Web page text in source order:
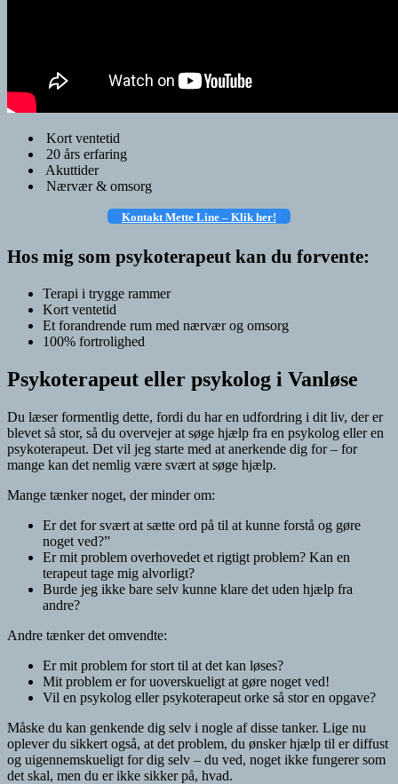
Kort ventetid
20 års erfaring
Akuttider
Nærvær & omsorg
Kontakt Mette Line – Klik her!
Hos mig som psykoterapeut kan du forvente:
Terapi i trygge rammer
Kort ventetid
Et forandrende rum med nærvær og omsorg
100% fortrolighed
Psykoterapeut eller psykolog i Vanløse
Du læser formentlig dette, fordi du har en udfordring i dit liv, der er
blevet så stor, så du overvejer at søge hjælp fra en psykolog eller en
psykoterapeut. Det vil jeg starte med at anerkende dig for – for
mange kan det nemlig være svært at søge hjælp.
Mange tænker noget, der minder om:
Er det for svært at sætte ord på til at kunne forstå og gøre
noget ved?”
Er mit problem overhovedet et rigtigt problem? Kan en
terapeut tage mig alvorligt?
Burde jeg ikke bare selv kunne klare det uden hjælp fra
andre?
Andre tænker det omvendte:
Er mit problem for stort til at det kan løses?
Mit problem er for uoverskueligt at gøre noget ved!
Vil en psykolog eller psykoterapeut orke så stor en opgave?
Måske du kan genkende dig selv i nogle af disse tanker. Lige nu
oplever du sikkert også, at det problem, du ønsker hjælp til er diffust
og uigennemskueligt for dig selv – du ved, noget ikke fungerer som
det skal, men du er ikke sikker på, hvad.